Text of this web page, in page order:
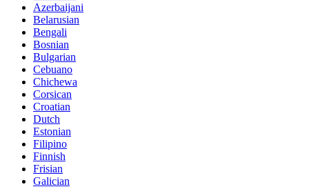
Azerbaijani
Belarusian
Bengali
Bosnian
Bulgarian
Cebuano
Chichewa
Corsican
Croatian
Dutch
Estonian
Filipino
Finnish
Frisian
Galician